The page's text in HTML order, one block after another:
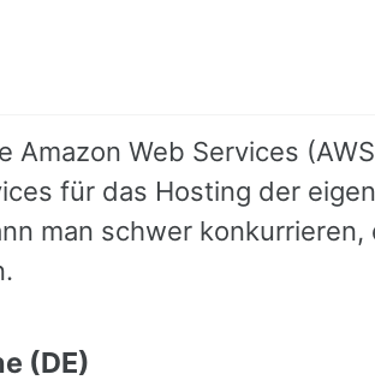
Amazon Web Services
für das Hosting der
man schwer
(DE)